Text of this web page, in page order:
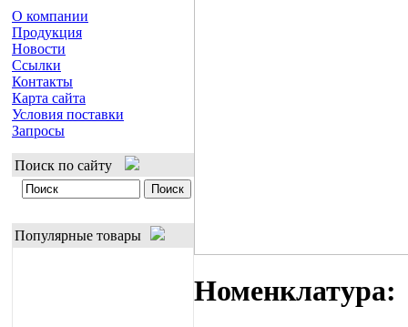
О компании
Продукция
Новости
Ссылки
Контакты
Карта сайта
Условия поставки
Запросы
Поиск по сайту
Популярные товары
Номенклатура: